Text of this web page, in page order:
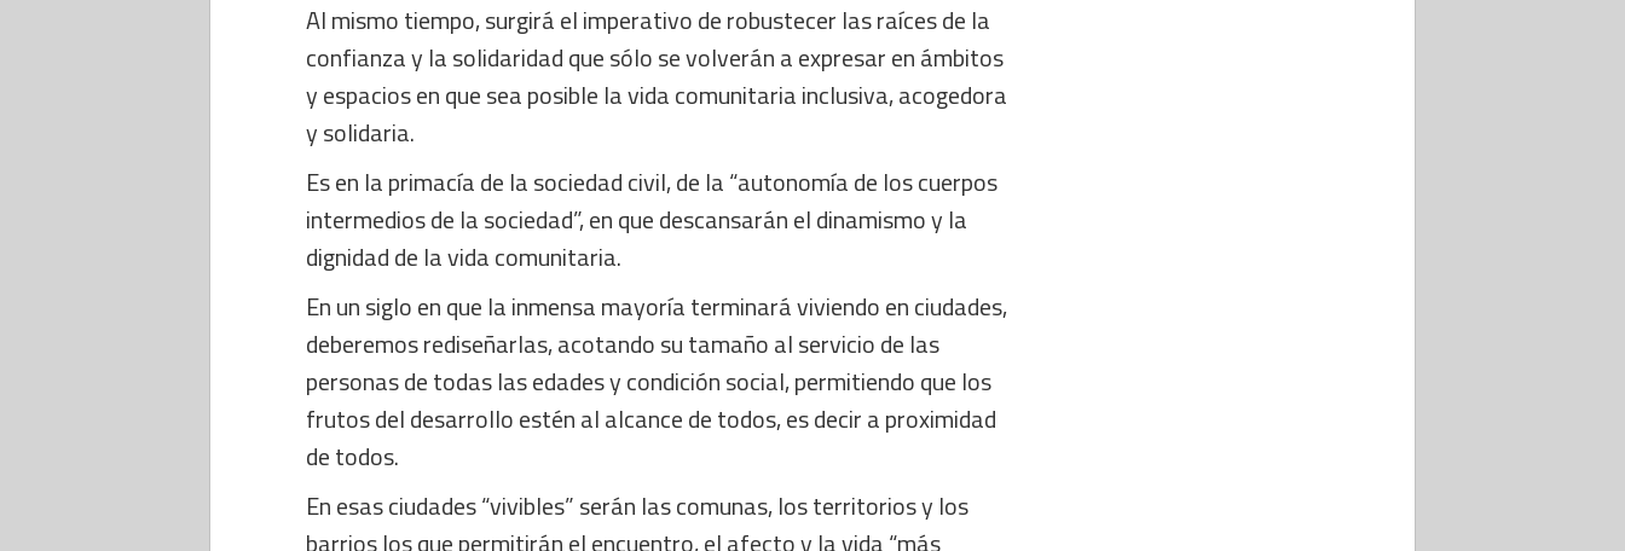
Al mismo tiempo, surgirá el imperativo de robustecer las raíces de la
confianza y la solidaridad que sólo se volverán a expresar en ámbitos
y espacios en que sea posible la vida comunitaria inclusiva, acogedora
y solidaria.
Es en la primacía de la sociedad civil, de la “autonomía de los cuerpos
intermedios de la sociedad”, en que descansarán el dinamismo y la
dignidad de la vida comunitaria.
En un siglo en que la inmensa mayoría terminará viviendo en ciudades,
deberemos rediseñarlas, acotando su tamaño al servicio de las
personas de todas las edades y condición social, permitiendo que los
frutos del desarrollo estén al alcance de todos, es decir a proximidad
de todos.
En esas ciudades “vivibles” serán las comunas, los territorios y los
barrios los que permitirán el encuentro, el afecto y la vida “más